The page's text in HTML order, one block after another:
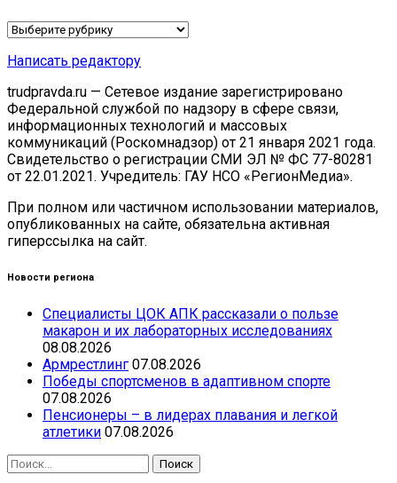
Рубрики
Написать редактору
trudpravda.ru — Сетевое издание зарегистрировано
Федеральной службой по надзору в сфере связи,
информационных технологий и массовых
коммуникаций (Роскомнадзор) от 21 января 2021 года.
Свидетельство о регистрации СМИ ЭЛ № ФС 77-80281
от 22.01.2021. Учредитель: ГАУ НСО «РегионМедиа».
При полном или частичном использовании материалов,
опубликованных на сайте, обязательна активная
гиперссылка на сайт.
Новости региона
Специалисты ЦОК АПК рассказали о пользе
макарон и их лабораторных исследованиях
08.08.2026
Армрестлинг 07.08.2026
Победы спортсменов в адаптивном спорте
07.08.2026
Пенсионеры – в лидерах плавания и легкой
атлетики 07.08.2026
Найти: